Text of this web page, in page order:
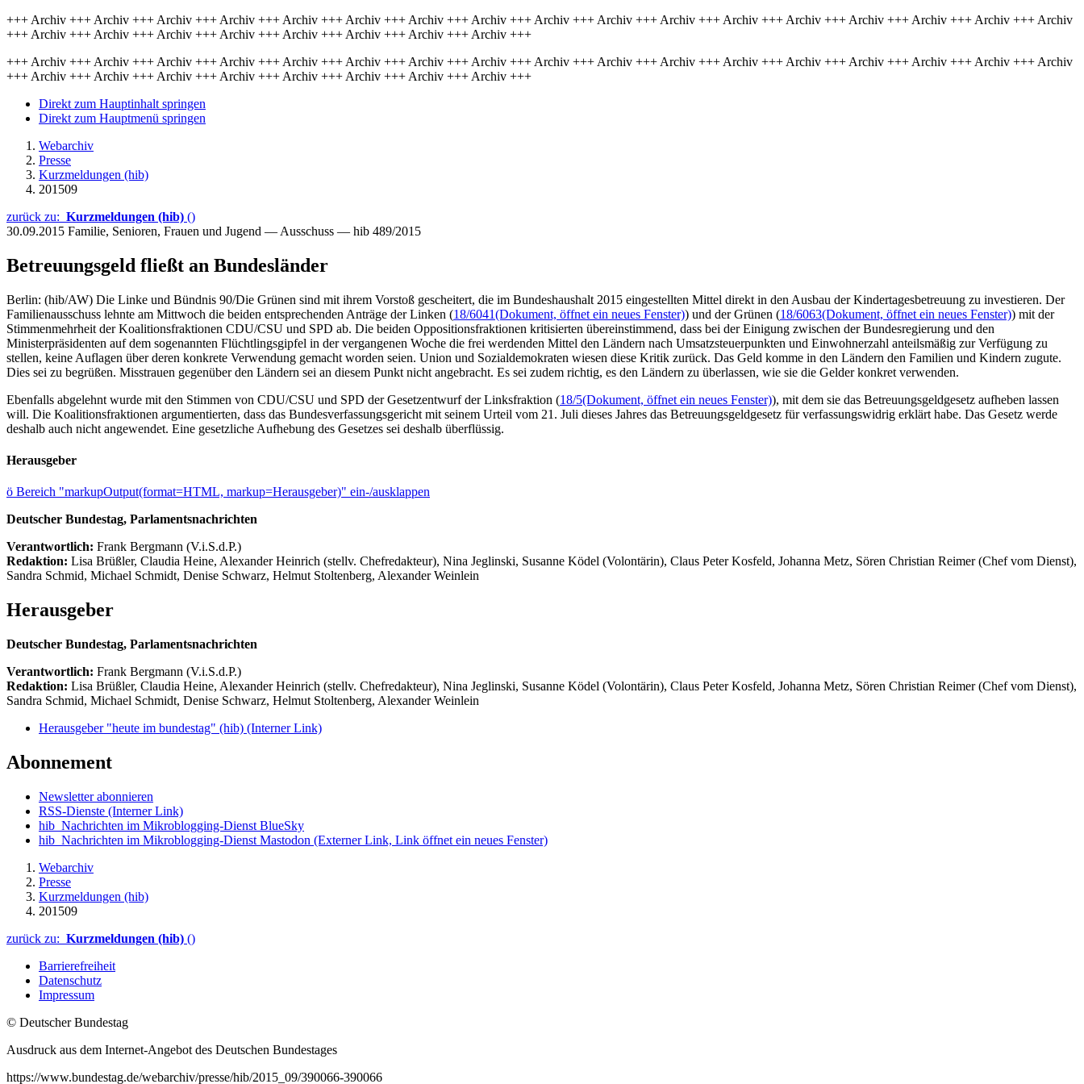
+++ Archiv +++ Archiv +++ Archiv +++ Archiv +++ Archiv +++ Archiv +++ Archiv +++ Archiv +++ Archiv +++ Archiv +++ Archiv +++ Archiv +++ Archiv +++ Archiv +++ Archiv +++ Archiv +++ Archiv
+++ Archiv +++ Archiv +++ Archiv +++ Archiv +++ Archiv +++ Archiv +++ Archiv +++ Archiv +++
+++ Archiv +++ Archiv +++ Archiv +++ Archiv +++ Archiv +++ Archiv +++ Archiv +++ Archiv +++ Archiv +++ Archiv +++ Archiv +++ Archiv +++ Archiv +++ Archiv +++ Archiv +++ Archiv +++ Archiv
+++ Archiv +++ Archiv +++ Archiv +++ Archiv +++ Archiv +++ Archiv +++ Archiv +++ Archiv +++
Direkt zum Hauptinhalt springen
Direkt zum Hauptmenü springen
Webarchiv
Presse
Kurzmeldungen (hib)
201509
zurück zu: Kurzmeldungen (hib) ()
30.09.2015 Familie, Senioren, Frauen und Jugend — Ausschuss — hib 489/2015
Betreuungsgeld fließt an Bundesländer
Berlin: (hib/AW) Die Linke und Bündnis 90/Die Grünen sind mit ihrem Vorstoß gescheitert, die im Bundeshaushalt 2015 eingestellten Mittel direkt in den Ausbau der Kindertagesbetreuung zu investieren. Der
Familienausschuss lehnte am Mittwoch die beiden entsprechenden Anträge der Linken (18/6041(Dokument, öffnet ein neues Fenster)) und der Grünen (18/6063(Dokument, öffnet ein neues Fenster)) mit der
Stimmenmehrheit der Koalitionsfraktionen CDU/CSU und SPD ab. Die beiden Oppositionsfraktionen kritisierten übereinstimmend, dass bei der Einigung zwischen der Bundesregierung und den
Ministerpräsidenten auf dem sogenannten Flüchtlingsgipfel in der vergangenen Woche die frei werdenden Mittel den Ländern nach Umsatzsteuerpunkten und Einwohnerzahl anteilsmäßig zur Verfügung zu
stellen, keine Auflagen über deren konkrete Verwendung gemacht worden seien. Union und Sozialdemokraten wiesen diese Kritik zurück. Das Geld komme in den Ländern den Familien und Kindern zugute.
Dies sei zu begrüßen. Misstrauen gegenüber den Ländern sei an diesem Punkt nicht angebracht. Es sei zudem richtig, es den Ländern zu überlassen, wie sie die Gelder konkret verwenden.
Ebenfalls abgelehnt wurde mit den Stimmen von CDU/CSU und SPD der Gesetzentwurf der Linksfraktion (18/5(Dokument, öffnet ein neues Fenster)), mit dem sie das Betreuungsgeldgesetz aufheben lassen
will. Die Koalitionsfraktionen argumentierten, dass das Bundesverfassungsgericht mit seinem Urteil vom 21. Juli dieses Jahres das Betreuungsgeldgesetz für verfassungswidrig erklärt habe. Das Gesetz werde
deshalb auch nicht angewendet. Eine gesetzliche Aufhebung des Gesetzes sei deshalb überflüssig.
Herausgeber
ö Bereich "markupOutput(format=HTML, markup=Herausgeber)" ein-/ausklappen
Deutscher Bundestag, Parlamentsnachrichten
Verantwortlich: Frank Bergmann (V.i.S.d.P.)
Redaktion: Lisa Brüßler, Claudia Heine, Alexander Heinrich (stellv. Chefredakteur), Nina Jeglinski, Susanne Ködel (Volontärin), Claus Peter Kosfeld, Johanna Metz, Sören Christian Reimer (Chef vom Dienst),
Sandra Schmid, Michael Schmidt, Denise Schwarz, Helmut Stoltenberg, Alexander Weinlein
Herausgeber
Deutscher Bundestag, Parlamentsnachrichten
Verantwortlich: Frank Bergmann (V.i.S.d.P.)
Redaktion: Lisa Brüßler, Claudia Heine, Alexander Heinrich (stellv. Chefredakteur), Nina Jeglinski, Susanne Ködel (Volontärin), Claus Peter Kosfeld, Johanna Metz, Sören Christian Reimer (Chef vom Dienst),
Sandra Schmid, Michael Schmidt, Denise Schwarz, Helmut Stoltenberg, Alexander Weinlein
Herausgeber "heute im bundestag" (hib) (Interner Link)
Abonnement
Newsletter abonnieren
RSS-Dienste (Interner Link)
hib_Nachrichten im Mikroblogging-Dienst BlueSky
hib_Nachrichten im Mikroblogging-Dienst Mastodon (Externer Link, Link öffnet ein neues Fenster)
Webarchiv
Presse
Kurzmeldungen (hib)
201509
zurück zu: Kurzmeldungen (hib) ()
Barrierefreiheit
Datenschutz
Impressum
© Deutscher Bundestag
Ausdruck aus dem Internet-Angebot des Deutschen Bundestages
https://www.bundestag.de/webarchiv/presse/hib/2015_09/390066-390066